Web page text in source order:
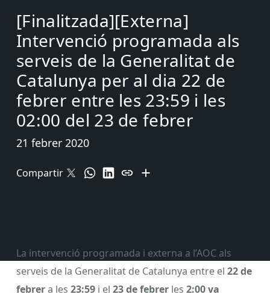
[Finalitzada][Externa]
Intervenció programada als
serveis de la Generalitat de
Catalunya per al dia 22 de
febrer entre les 23:59 i les
02:00 del 23 de febrer
21 febrer 2020
Compartir
La intervenció programada i externa a l’AOC als
serveis de la Generalitat de Catalunya entre el 22 de
febrera les 23:59 i el 23 de febrer les 2:00 va